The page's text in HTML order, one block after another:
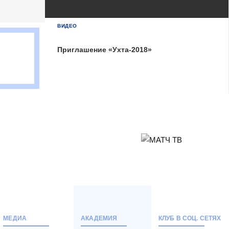
2
Ухта
ВИДЕО
Приглашение «Ухта-2018»
МЕДИА АКАДЕМИЯ КЛУБ В СОЦ. СЕТЯХ